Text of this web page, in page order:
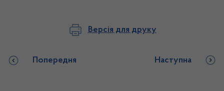
Версія для друку
Попередня Наступна